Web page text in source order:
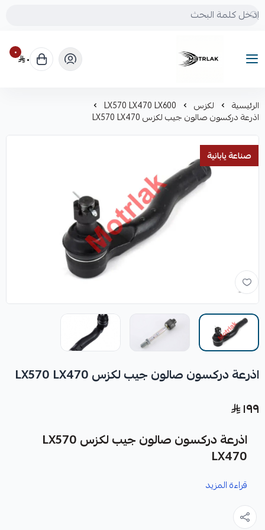
Motrlak
٠ ٠
الرئيسية لكزس LX570 LX470 LX600
اذرعة دركسون صالون جيب لكزس LX570 LX470
صناعة يابانية
اذرعة دركسون صالون جيب لكزس LX570 LX470
١٩٩
اذرعة دركسون صالون جيب لكزس LX570
LX470
كقطعة غيار متينة وعالية الجودة، مصممة خصيصاً لضمان أداء
قراءة المزيد